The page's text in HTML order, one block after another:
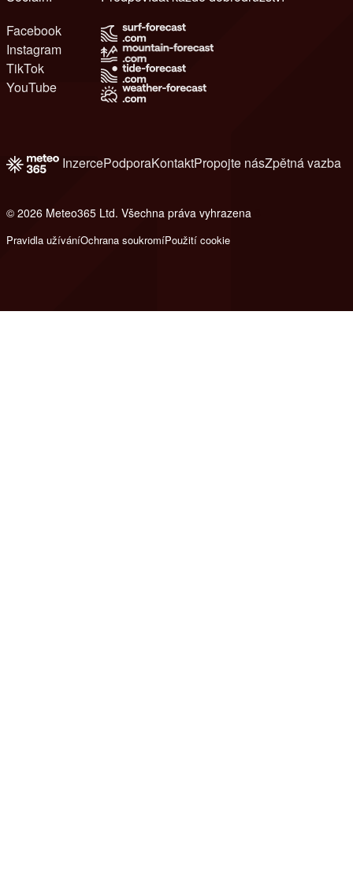
Facebook
Instagram
TikTok
YouTube
InzercePodporaKontaktPropojte násZpětná vazba
© 2026 Meteo365 Ltd. Všechna práva vyhrazena
Pravidla užíváníOchrana soukromíPoužití cookie